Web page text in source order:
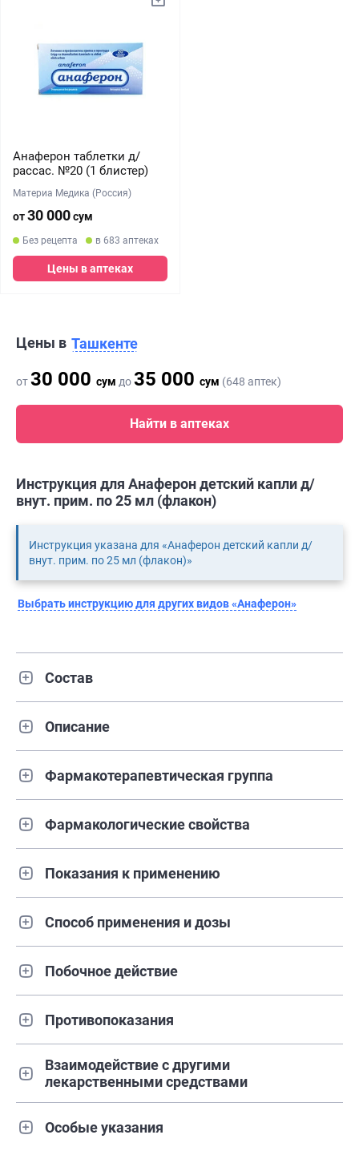
Анаферон таблетки д/
рассас. №20 (1 блистер)
Материа Медика (Россия)
от30 000сум
Без рецепта в 683 аптеках
Цены в аптеках
Цены в Ташкенте
от30 000 сум до35 000 сум (648 аптек)
Найти в аптеках
Инструкция для Анаферон детский капли д/
внут. прим. по 25 мл (флакон)
Инструкция указана для «Анаферон детский капли д/
внут. прим. по 25 мл (флакон)»
Выбрать инструкцию для других видов «Анаферон»
Состав
Описание
Фармакотерапевтическая группа
Фармакологические свойства
Показания к применению
Способ применения и дозы
Побочное действие
Противопоказания
Взаимодействие с другими
лекарственными средствами
Особые указания